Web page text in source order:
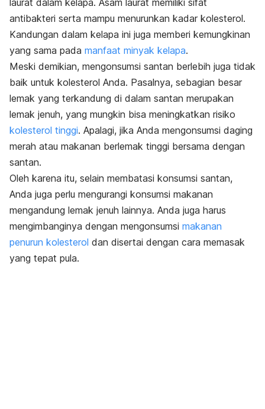
antibakteri serta mampu menurunkan kadar kolesterol.
Kandungan dalam kelapa ini juga memberi kemungkinan
yang sama pada manfaat minyak kelapa.
Meski demikian, mengonsumsi santan berlebih juga tidak
baik untuk kolesterol Anda. Pasalnya, sebagian besar
lemak yang terkandung di dalam santan merupakan
lemak jenuh, yang mungkin bisa meningkatkan risiko
kolesterol tinggi. Apalagi, jika Anda mengonsumsi daging
merah atau makanan berlemak tinggi bersama dengan
santan.
Oleh karena itu, selain membatasi konsumsi santan,
Anda juga perlu mengurangi konsumsi makanan
mengandung lemak jenuh lainnya. Anda juga harus
mengimbanginya dengan mengonsumsi makanan
penurun kolesterol dan disertai dengan cara memasak
yang tepat pula.